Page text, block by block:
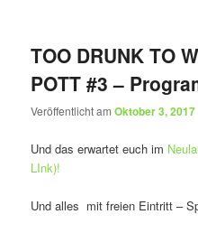
TOO DRUNK TO
POTT #3 –
Veröffentlicht amOktober 3, 2017
Und das erwartet euch im
LInk)!
Und alles mit freien Eintritt –